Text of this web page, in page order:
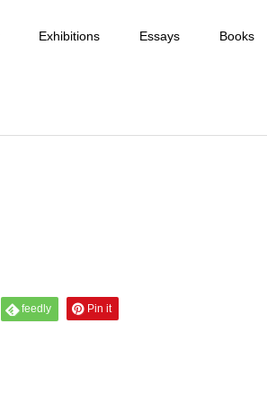
Exhibitions Essays Books
feedly Pin it